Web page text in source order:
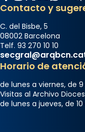
Contacto y
C. del Bisbe, 5
08002 Barcelona
Telf. 93 270 10 10
Horario de
de lunes a viernes, de 9
Visitas al Archivo
de lunes a jueves, de 10